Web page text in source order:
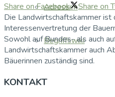
Adressen
Begriffswiki
Share on Facebook
Share on
Die Landwirtschaftskammer ist
Interessenvertretung der
Sowohl auf Bundes- als auch
Landwirtschaftskammer auch
Bäuerinnen zuständig sind.
KONTAKT